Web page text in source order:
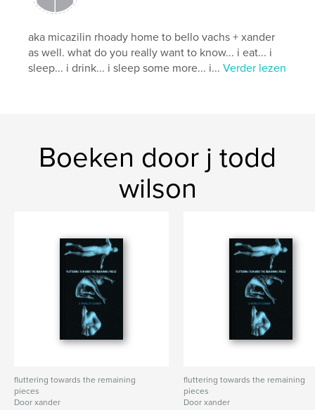
aka micazilin rhoady home to bello vachs + xander
as well. what do you really want to know... i eat... i
sleep... i drink... i sleep some more... i...Verder lezen
Boeken door j todd
wilson
fluttering towards the remaining
pieces
Door xander
fluttering towards the remaining
pieces
Door xander